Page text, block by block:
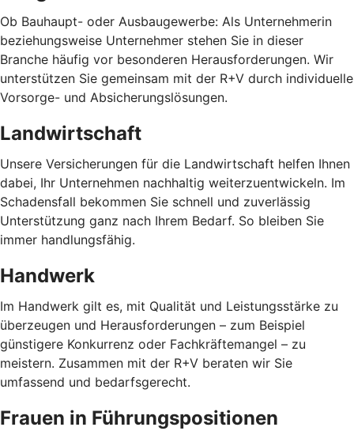
Ob Bauhaupt- oder Ausbaugewerbe: Als Unternehmerin
beziehungsweise Unternehmer stehen Sie in dieser
Branche häufig vor besonderen Herausforderungen. Wir
unterstützen Sie gemeinsam mit der R+V durch individuelle
Vorsorge- und Absicherungslösungen.
Landwirtschaft
Unsere Versicherungen für die Landwirtschaft helfen Ihnen
dabei, Ihr Unternehmen nachhaltig weiterzuentwickeln. Im
Schadensfall bekommen Sie schnell und zuverlässig
Unterstützung ganz nach Ihrem Bedarf. So bleiben Sie
immer handlungsfähig.
Handwerk
Im Handwerk gilt es, mit Qualität und Leistungsstärke zu
überzeugen und Herausforderungen – zum Beispiel
günstigere Konkurrenz oder Fachkräftemangel – zu
meistern. Zusammen mit der R+V beraten wir Sie
umfassend und bedarfsgerecht.
Frauen in Führungspositionen